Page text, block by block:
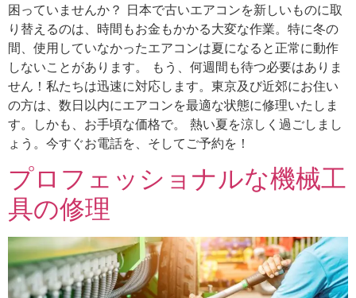
困っていませんか？ 日本で古いエアコンを新しいものに取
り替えるのは、時間もお金もかかる大変な作業。特に冬の
間、使用していなかったエアコンは夏になると正常に動作
しないことがあります。 もう、何週間も待つ必要はありま
せん！私たちは迅速に対応します。東京及び近郊にお住い
の方は、数日以内にエアコンを最適な状態に修理いたしま
す。しかも、お手頃な価格で。 熱い夏を涼しく過ごしまし
ょう。今すぐお電話を、そしてご予約を！
プロフェッショナルな機械工
具の修理